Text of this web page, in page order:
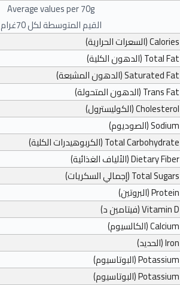
Average values ​​per70g
القيم المتوسطة لكل 70غرام
Calories(السعرات الحرارية)
Total Fat(الدهون الكلية)
Saturated Fat(الدهون المشبعة)
Trans Fat(الدهون المتحولة)
Cholesterol(الكوليسترول)
Sodium(الصوديوم)
Total Carbohydrate(الكربوهيدرات الكلية)
Dietary Fiber(الألياف الغذائية)
Total Sugars(إجمالي السكريات)
Protein(البروتين)
Vitamin D(فيتامين د)
Calcium(الكالسيوم)
Iron(الحديد)
Potassium(البوتاسيوم)
Potassium(البوتاسيوم)